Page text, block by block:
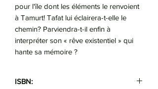
pour l'île dont les éléments le renvoient
à Tamurt! Tafat lui éclairera-t-elle le
chemin? Parviendra-t-il enfin à
interpréter son « rêve existentiel » qui
hante sa mémoire ?
ISBN: